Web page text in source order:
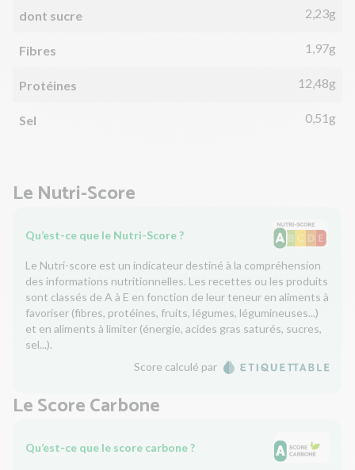
dont sucre 2,23g
Fibres 1,97g
Protéines 12,48g
Sel 0,51g
Le Nutri-Score
Qu’est-ce que le Nutri-Score ?
Le Nutri-score est un indicateur destiné à la compréhension
des informations nutritionnelles. Les recettes ou les produits
sont classés de A à E en fonction de leur teneur en aliments à
favoriser (fibres, protéines, fruits, légumes, légumineuses...)
et en aliments à limiter (énergie, acides gras saturés, sucres,
sel...).
Score calculé par
Le Score Carbone
Qu’est-ce que le score carbone ?